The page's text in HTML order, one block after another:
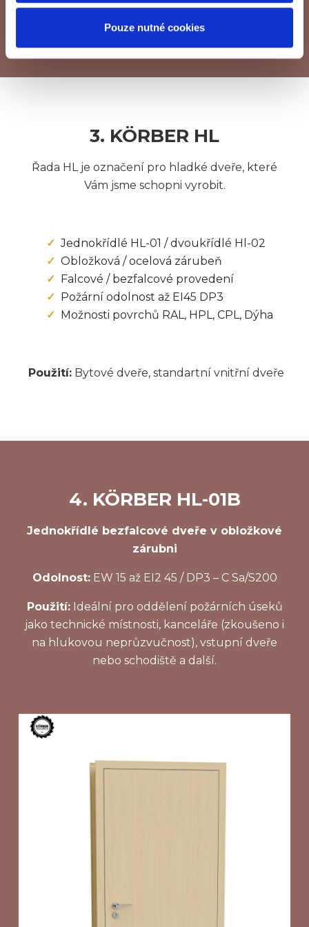
Pouze nutné cookies
3. KÖRBER HL
Řada HL je označení pro hladké dveře, které
Vám jsme schopni vyrobit.
Jednokřídlé HL-01 / dvoukřídlé Hl-02
Obložková / ocelová zárubeň
Falcové / bezfalcové provedení
Požární odolnost až EI45 DP3
Možnosti povrchů RAL, HPL, CPL, Dýha
Použití: Bytové dveře, standartní vnitřní dveře
4. KÖRBER HL-01B
Jednokřídlé bezfalcové dveře v obložkové
zárubni
Odolnost:EW 15 až EI2 45 / DP3 – C Sa/S200
Použití:Ideální pro oddělení požárních úseků
jako technické místnosti, kanceláře (zkoušeno i
na hlukovou neprůzvučnost), vstupní dveře
nebo schodiště a další.